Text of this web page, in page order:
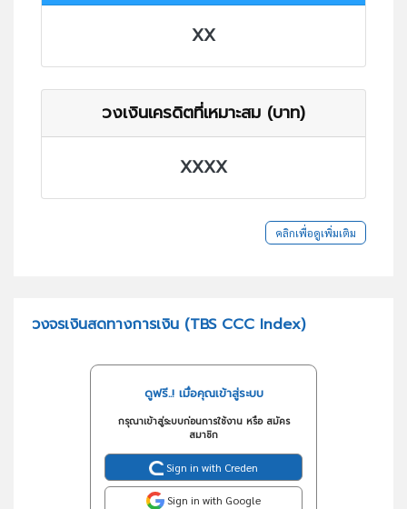
XX
วงเงินเครดิตที่เหมาะสม (บาท)
XXXX
คลิกเพื่อดูเพิ่มเติม
วงจรเงินสดทางการเงิน (TBS CCC Index)
ดูฟรี..! เมื่อคุณเข้าสู่ระบบ
กรุณาเข้าสู่ระบบก่อนการใช้งาน หรือ สมัคร
สมาชิก
Sign in with Creden
Sign in with Google